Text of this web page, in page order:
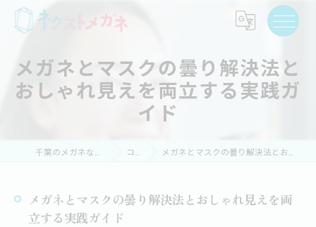
メガネとマスクの曇り解決法と
おしゃれ見えを両立する実践ガ
イド
コラム メガネとマスクの曇り解決法とおしゃれ見えを両立する実践ガイド
メガネとマスクの曇り解決法とおしゃれ見えを両
立する実践ガイド